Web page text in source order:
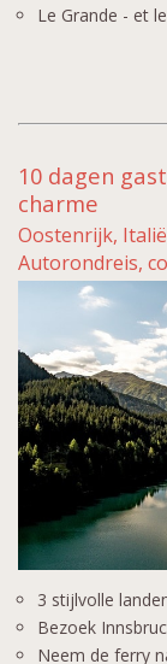
Le Grande - et
10 dagen
charme
Oostenrijk,
Autorondreis,
3 stijlvolle
Bezoek
Neem de ferry